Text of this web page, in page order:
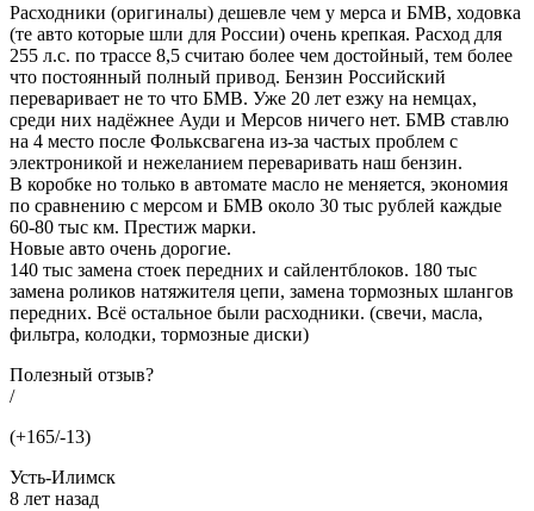
Расходники (оригиналы) дешевле чем у мерса и БМВ, ходовка
(те авто которые шли для России) очень крепкая. Расход для
255 л.с. по трассе 8,5 считаю более чем достойный, тем более
что постоянный полный привод. Бензин Российский
переваривает не то что БМВ. Уже 20 лет езжу на немцах,
среди них надёжнее Ауди и Мерсов ничего нет. БМВ ставлю
на 4 место после Фольксвагена из-за частых проблем с
электроникой и нежеланием переваривать наш бензин.
В коробке но только в автомате масло не меняется, экономия
по сравнению с мерсом и БМВ около 30 тыс рублей каждые
60-80 тыс км. Престиж марки.
Новые авто очень дорогие.
140 тыс замена стоек передних и сайлентблоков. 180 тыс
замена роликов натяжителя цепи, замена тормозных шлангов
передних. Всё остальное были расходники. (свечи, масла,
фильтра, колодки, тормозные диски)
Полезный отзыв?
/
(+165/-13)
Усть-Илимск
8 лет назад